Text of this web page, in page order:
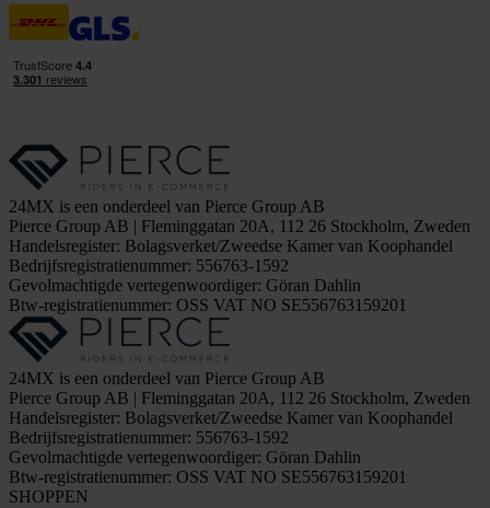
24MX is een onderdeel van Pierce Group AB
Pierce Group AB | Fleminggatan 20A, 112 26 Stockholm, Zweden
Handelsregister: Bolagsverket/Zweedse Kamer van Koophandel
Bedrijfsregistratienummer: 556763-1592
Gevolmachtigde vertegenwoordiger: Göran Dahlin
Btw-registratienummer: OSS VAT NO SE556763159201
24MX is een onderdeel van Pierce Group AB
Pierce Group AB | Fleminggatan 20A, 112 26 Stockholm, Zweden
Handelsregister: Bolagsverket/Zweedse Kamer van Koophandel
Bedrijfsregistratienummer: 556763-1592
Gevolmachtigde vertegenwoordiger: Göran Dahlin
Btw-registratienummer: OSS VAT NO SE556763159201
SHOPPEN